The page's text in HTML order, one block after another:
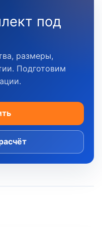
под
размеры,
Подготовим